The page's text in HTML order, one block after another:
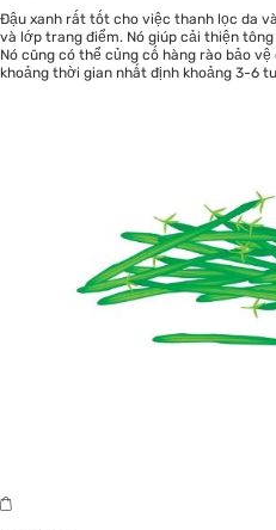
Đậu xanh rất tốt cho việc thanh lọc da
và lớp trang điểm. Nó giúp cải thiện
Nó cũng có thể củng cố hàng rào bảo
khoảng thời gian nhất định khoảng 3-6